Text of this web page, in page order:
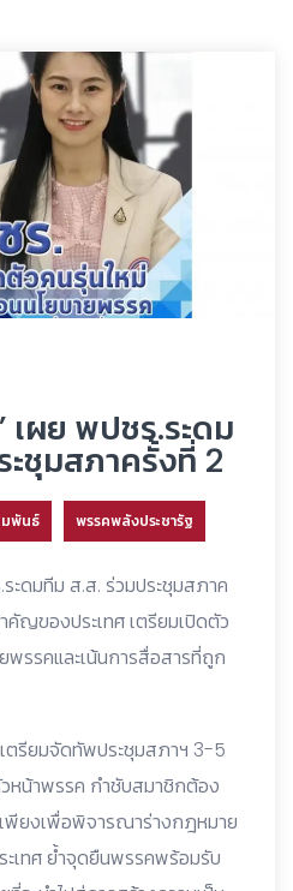
เผย พปชร.ระดม
ชุมสภาครั้งที่ 2
มพันธ์ พรรคพลังประชารัฐ
ะดมทีม ส.ส. ร่วมประชุมสภาค
ญของประเทศ เตรียมเปิดตัว
พรรคและเน้นการสื่อสารที่ถูก
ตรียมจัดทัพประชุมสภาฯ 3-5
หน้าพรรค กำชับสมาชิกต้อง
พียงเพื่อพิจารณาร่างกฎหมาย
เทศ ย้ำจุดยืนพรรคพร้อมรับ